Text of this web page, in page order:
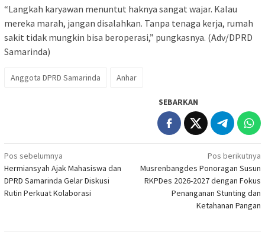
“Langkah karyawan menuntut haknya sangat wajar. Kalau
mereka marah, jangan disalahkan. Tanpa tenaga kerja, rumah
sakit tidak mungkin bisa beroperasi,” pungkasnya. (Adv/DPRD
Samarinda)
Anggota DPRD Samarinda Anhar
SEBARKAN
Navigasi
pos
Pos sebelumnya
Hermiansyah Ajak Mahasiswa dan
DPRD Samarinda Gelar Diskusi
Rutin Perkuat Kolaborasi
Pos berikutnya
Musrenbangdes Ponoragan Susun
RKPDes 2026-2027 dengan Fokus
Penanganan Stunting dan
Ketahanan Pangan